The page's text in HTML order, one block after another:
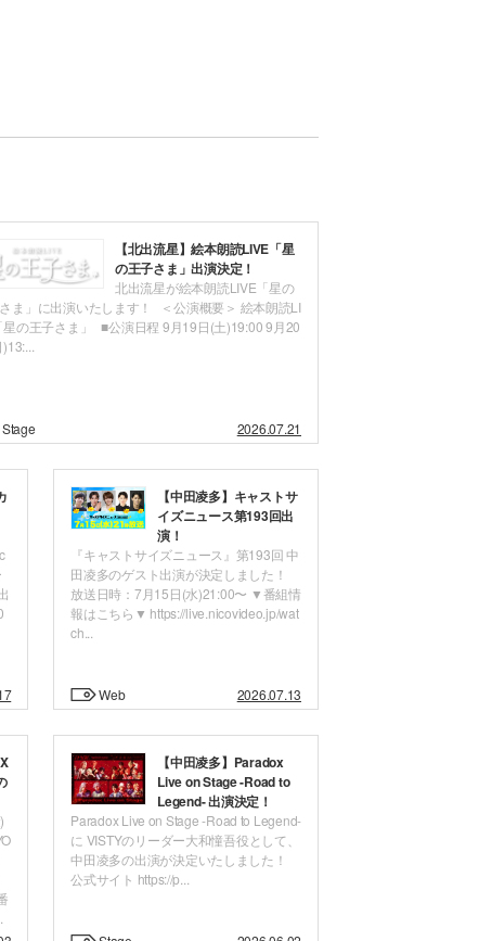
【北出流星】絵本朗読LIVE「星
の王子さま」出演決定！
北出流星が絵本朗読LIVE「星の
ま」に出演いたします！ ＜公演概要＞ 絵本朗読LI
星の王子さま」 ■公演日程 9月19日(土)19:00 9月20
Stage 2026.07.21
【中田凌多】キャストサ
イズニュース第193回出
演！
『キャストサイズニュース』第193回 中
田凌多のゲスト出演が決定しました！
放送日時：7月15日(水)21:00〜 ▼番組情
報はこちら▼ https://live.nicovideo.jp/wat
ch...
Web 2026.07.13
【中田凌多】Paradox
Live on Stage -Road to
Legend- 出演決定！
Paradox Live on Stage -Road to Legend-
に VISTYのリーダー大和憧吾役として、
中田凌多の出演が決定いたしました！
公式サイト https://p...